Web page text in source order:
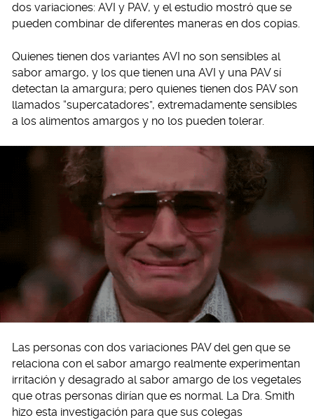
dos variaciones: AVI y PAV, y el estudio mostró que se
pueden combinar de diferentes maneras en dos copias.
Quienes tienen dos variantes AVI no son sensibles al
sabor amargo, y los que tienen una AVI y una PAV sí
detectan la amargura; pero quienes tienen dos PAV son
llamados “supercatadores”, extremadamente sensibles
a los alimentos amargos y no los pueden tolerar.
Las personas con dos variaciones PAV del gen que se
relaciona con el sabor amargo realmente experimentan
irritación y desagrado al sabor amargo de los vegetales
que otras personas dirían que es normal. La Dra. Smith
hizo esta investigación para que sus colegas